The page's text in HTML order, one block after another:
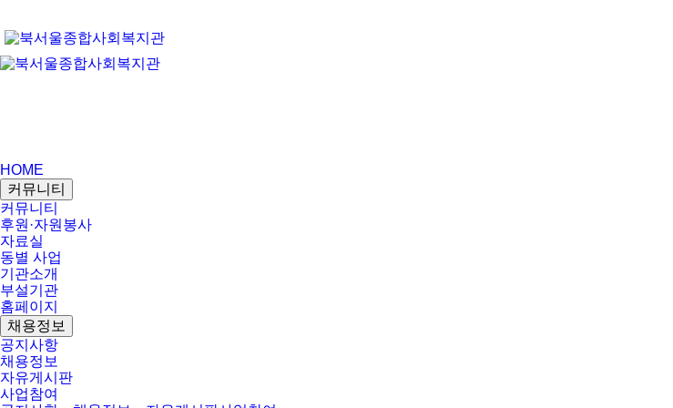
HOME
커뮤니티
커뮤니티
후원·자원봉사
자료실
동별 사업
기관소개
부설기관
홈페이지
채용정보
공지사항
채용정보
자유게시판
사업참여